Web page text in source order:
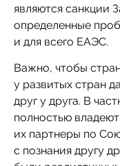
являются санкции
определенные
и для всего ЕАЭС.
Важно, чтобы
у развитых стран
друг у друга. В
полностью
их партнеры по
с познания другу